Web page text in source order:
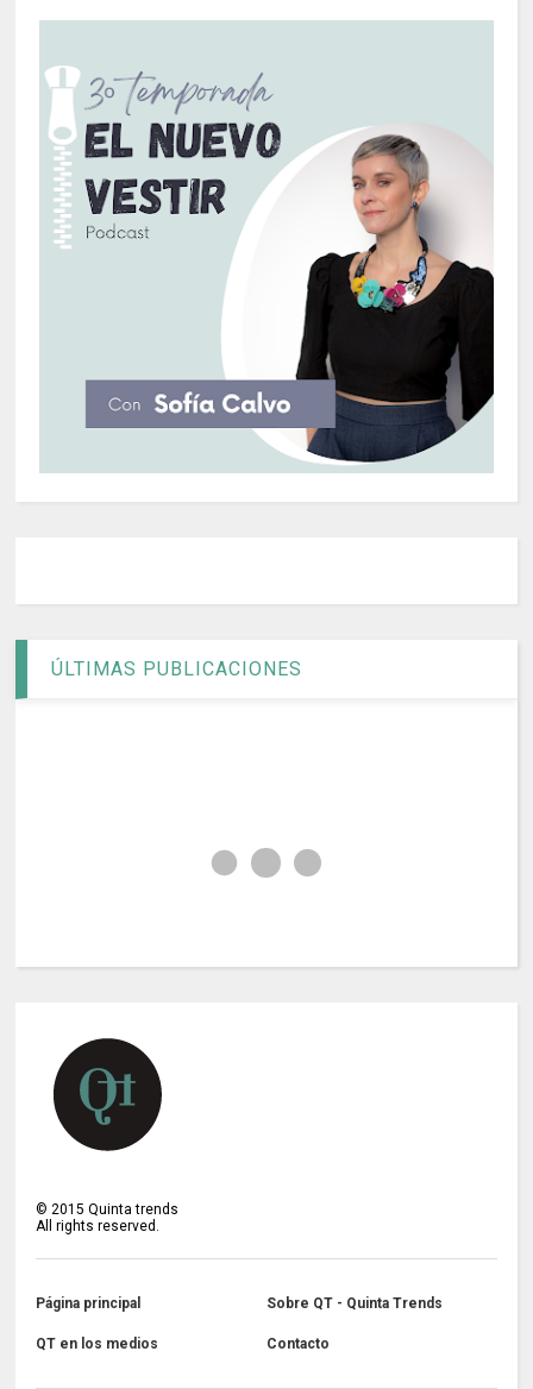
ÚLTIMAS PUBLICACIONES
©2015 Quinta trends
All rights reserved.
Página principal Sobre QT - Quinta Trends
QT en los medios Contacto